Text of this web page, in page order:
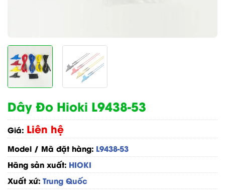
Dây Đo Hioki L9438-53
Giá: Liên hệ
Model / Mã đặt hàng: L9438-53
Hãng sản xuất: HIOKI
Xuất xứ: Trung Quốc